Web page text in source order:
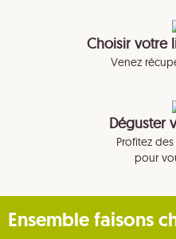
Choisir votre
Venez
Déguster
Profitez
pour
Ensemble faisons